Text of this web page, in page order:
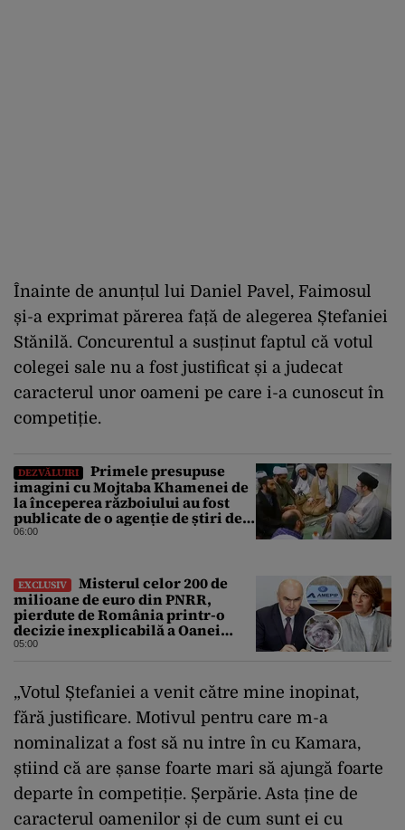
Înainte de anunțul lui Daniel Pavel, Faimosul
și-a exprimat părerea față de alegerea Ștefaniei
Stănilă. Concurentul a susținut faptul că votul
colegei sale nu a fost justificat și a judecat
caracterul unor oameni pe care i-a cunoscut în
competiție.
DEZVĂLUIRI
Primele presupuse
imagini cu Mojtaba Khamenei de
la începerea războiului au fost
publicate de o agenție de știri de
stat din Iran
06:00
EXCLUSIV
Misterul celor 200 de
milioane de euro din PNRR,
pierdute de România printr-o
decizie inexplicabilă a Oanei
Gheorghiu. Ultima hotărâre de
05:00
„Votul Ștefaniei a venit către mine inopinat,
fără justificare. Motivul pentru care m-a
nominalizat a fost să nu intre în cu Kamara,
știind că are șanse foarte mari să ajungă foarte
departe în competiție. Șerpărie. Asta ține de
caracterul oamenilor și de cum sunt ei cu